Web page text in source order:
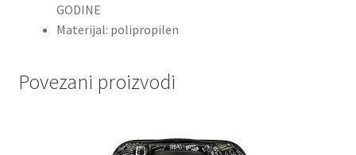
GODINE
Materijal: polipropilen
Povezani proizvodi